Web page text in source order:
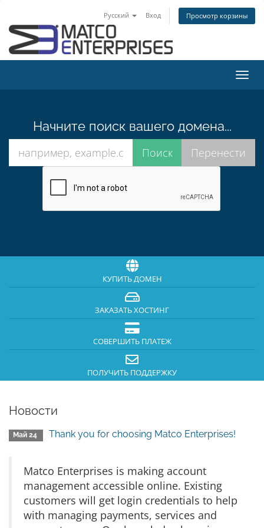
Русский Вход Просмотр корзины
Начните поиск вашего домена...
КУПИТЬ ДОМЕН
ЗАКАЗАТЬ ХОСТИНГ
СОВЕРШИТЬ ПЛАТЕЖ
ПОЛУЧИТЬ ПОДДЕРЖКУ
Новости
Май 24 Thank you for choosing Matco Enterprises!
Matco Enterprises is making account
management accessible online. Existing
customers will get login credentials to help
with managing payments, services and